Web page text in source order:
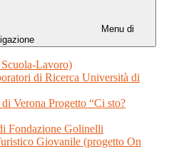
Menu di
Lavoro)
di Ricerca Università di
Verona Progetto “Ci sto?
Fondazione Golinelli
Giovanile (progetto On